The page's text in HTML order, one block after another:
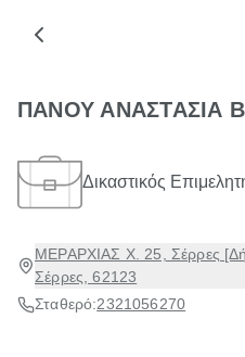
ΠΑΝΟΥ ΑΝΑΣΤΑΣΙΑ Β
Δικαστικός
ΜΕΡΑΡΧΙΑΣ Χ. 25, Σέρρες
Σέρρες, 62123
Σταθερό:2321056270